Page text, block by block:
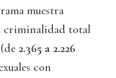
muestra
criminalidad total
(de 2.365 a 2.226
con